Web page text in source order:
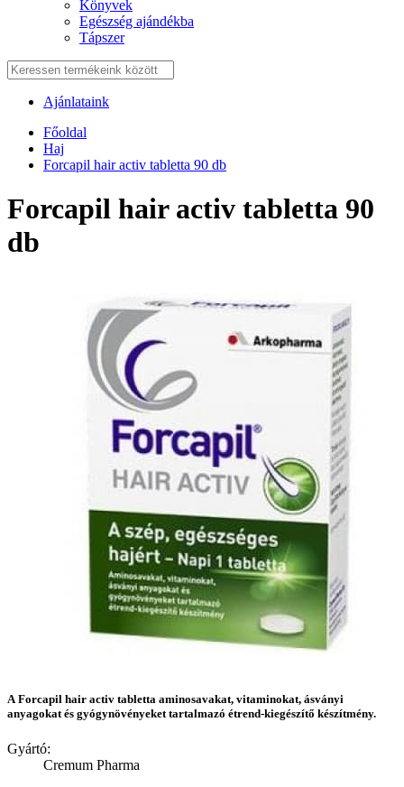
Könyvek
Egészség ajándékba
Tápszer
Ajánlataink
Főoldal
Haj
Forcapil hair activ tabletta 90 db
Forcapil hair activ tabletta 90
db
A Forcapil hair activ tabletta aminosavakat, vitaminokat, ásványi
anyagokat és gyógynövényeket tartalmazó étrend-kiegészítő készítmény.
Gyártó:
Cremum Pharma